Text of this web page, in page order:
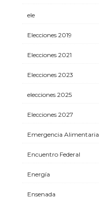
ele
Elecciones 2019
Elecciones 2021
Elecciones 2023
elecciones 2025
Elecciones 2027
Emergencia Alimentaria
Encuentro Federal
Energía
Ensenada